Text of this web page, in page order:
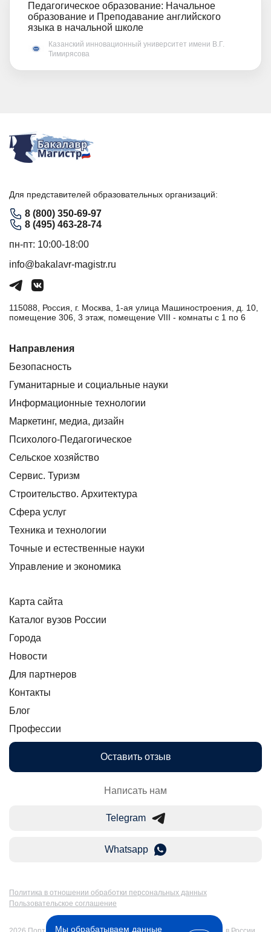
Педагогическое образование: Начальное
образование и Преподавание английского
языка в начальной школе
Казанский инновационный университет имени В.Г.
Тимирясова
Для представителей образовательных организаций:
8 (800) 350-69-97
8 (495) 463-28-74
пн-пт: 10:00-18:00
info@bakalavr-magistr.ru
115088, Россия, г. Москва, 1-ая улица Машиностроения, д. 10,
помещение 306, 3 этаж, помещение VIII - комнаты с 1 по 6
Направления
Безопасность
Гуманитарные и социальные науки
Информационные технологии
Маркетинг, медиа, дизайн
Психолого-Педагогическое
Сельское хозяйство
Сервис. Туризм
Строительство. Архитектура
Сфера услуг
Техника и технологии
Точные и естественные науки
Управление и экономика
Карта сайта
Каталог вузов России
Города
Новости
Для партнеров
Контакты
Блог
Профессии
Оставить отзыв
Написать нам
Telegram
Whatsapp
Политика в отношении обработки персональных данных
Пользовательское соглашение
Мы обрабатываем данные